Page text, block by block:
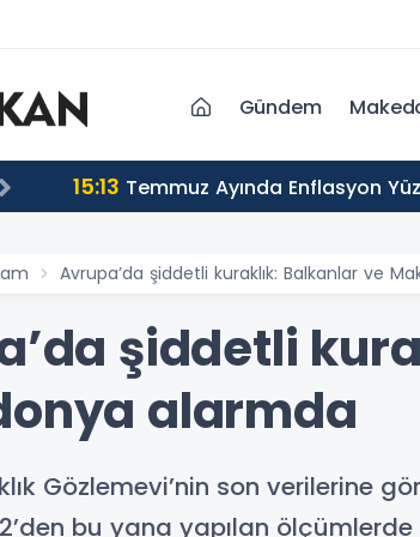
Gündem
15:13 Temmuz Ayında Enflasyon
Avrupa’da şiddetli kuraklık: Balkanlar ve
şiddetli
alarmda
Gözlemevi’nin son verilerine
bu yana yapılan